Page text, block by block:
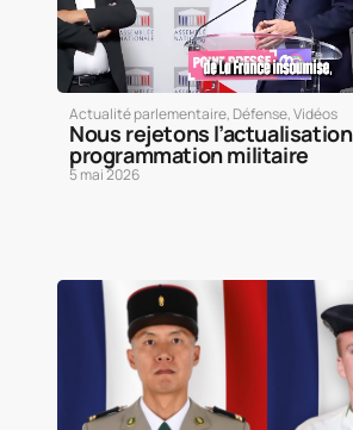
Actualité parlementaire, Défense,Vidéos
Nous rejetons
programmation militaire
5 mai 2026